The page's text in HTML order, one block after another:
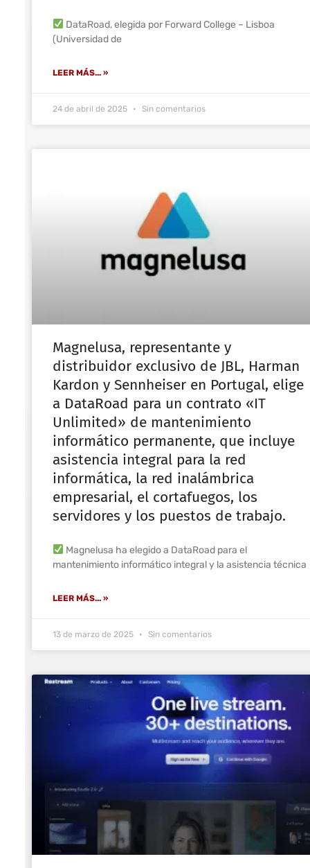
DataRoad, elegida por Forward College – Lisboa
(Universidad de
LEER MÁS... »
24 de abril de 2025 Sin comentarios
Magnelusa, representante y
distribuidor exclusivo de JBL, Harman
Kardon y Sennheiser en Portugal, elige
a DataRoad para un contrato «IT
Unlimited» de mantenimiento
informático permanente, que incluye
asistencia integral para la red
informática, la red inalámbrica
empresarial, el cortafuegos, los
servidores y los puestos de trabajo.
Magnelusa ha elegido a DataRoad para el
mantenimiento informático integral y la asistencia técnica
LEER MÁS... »
13 de marzo de 2025 Sin comentarios